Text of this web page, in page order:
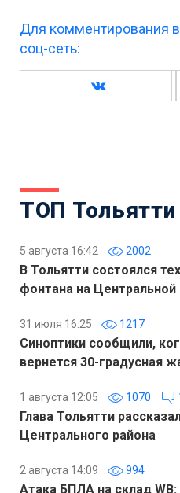
Для комментирования
соц-сеть:
ТОП Тольятти
5 августа 16:42 2002
В Тольятти состоялся
фонтана на
31 июля 16:25 1217
Синоптики сообщили,
вернется 30-градусная
1 августа 12:05 1070
Глава Тольятти
Центрального района
2 августа 14:09 994
Атака БПЛА на склад